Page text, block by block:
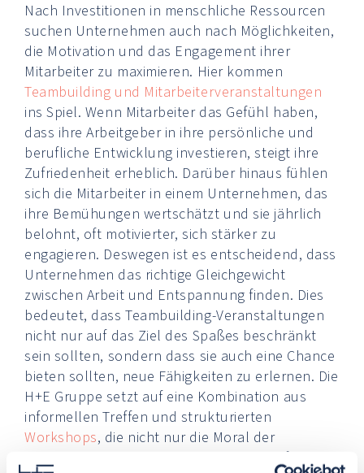
Nach Investitionen in menschliche Ressourcen
suchen Unternehmen auch nach Möglichkeiten,
die Motivation und das Engagement ihrer
Mitarbeiter zu maximieren. Hier kommen
Teambuilding und Mitarbeiterveranstaltungen
ins Spiel. Wenn Mitarbeiter das Gefühl haben,
dass ihre Arbeitgeber in ihre persönliche und
berufliche Entwicklung investieren, steigt ihre
Zufriedenheit erheblich. Darüber hinaus fühlen
sich die Mitarbeiter in einem Unternehmen, das
ihre Bemühungen wertschätzt und sie jährlich
belohnt, oft motivierter, sich stärker zu
engagieren. Deswegen ist es entscheidend, dass
Unternehmen das richtige Gleichgewicht
zwischen Arbeit und Entspannung finden. Dies
bedeutet, dass Teambuilding-Veranstaltungen
nicht nur auf das Ziel des Spaßes beschränkt
sein sollten, sondern dass sie auch eine Chance
bieten sollten, neue Fähigkeiten zu erlernen. Die
H+E Gruppe setzt auf eine Kombination aus
informellen Treffen und strukturierten
Workshops, die nicht nur die Moral der
Mitarbeiter stärkt, sondern auch zur Entfaltung